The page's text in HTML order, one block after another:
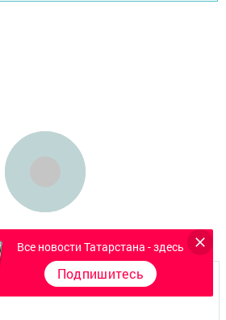
Все новости Татарстана - здесь
Подпишитесь